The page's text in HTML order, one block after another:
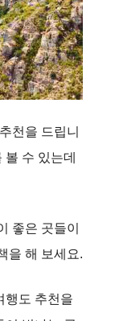
천을 드립니
수 있는데
좋은 곳들이
을 해 보세요.
행도 추천을